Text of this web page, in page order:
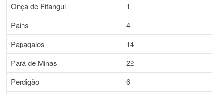
Onça de Pitangui
1
Pains
4
Papagaios
14
Pará de Minas
22
Perdigão
6